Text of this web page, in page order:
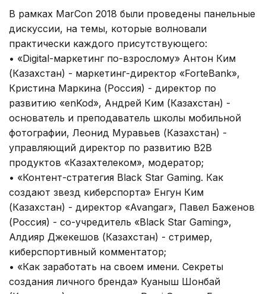
В рамках MarCon 2018 были проведены панельные
дискуссии, на темы, которые волновали
практически каждого присутствующего:
• «Digital-маркетинг по-взрослому» Антон Ким
(Казахстан) - маркетинг-директор «ForteBank»,
Кристина Маркина (Россия) - директор по
развитию «enKod», Андрей Ким (Казахстан) -
основатель и преподаватель школы мобильной
фотографии, Леонид Муравьев (Казахстан) -
управляющий директор по развитию B2B
продуктов «Казахтелеком», модератор;
• «Контент-стратегия Black Star Gaming. Как
создают звезд киберспорта» Енгун Ким
(Казахстан) - директор «Avangar», Павел Баженов
(Россия) - со-учредитель «Black Star Gaming»,
Алдияр Джекешов (Казахстан) - стример,
киберспортивный комментатор;
• «Как заработать на своем имени. Секреты
создания личного бренда» Куаныш Шонбай